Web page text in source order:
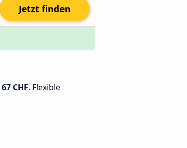
Jetzt finden
67 CHF. Flexible